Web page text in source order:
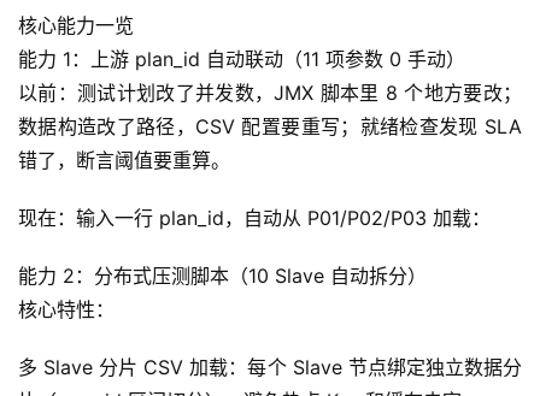
核心能力一览
能力 1：上游 plan_id 自动联动（11 项参数 0 手动）
以前：测试计划改了并发数，JMX 脚本里 8 个地方要改；
数据构造改了路径，CSV 配置要重写；就绪检查发现 SLA
错了，断言阈值要重算。
现在：输入一行 plan_id，自动从 P01/P02/P03 加载：
能力 2：分布式压测脚本（10 Slave 自动拆分）
核心特性：
多 Slave 分片 CSV 加载：每个 Slave 节点绑定独立数据分